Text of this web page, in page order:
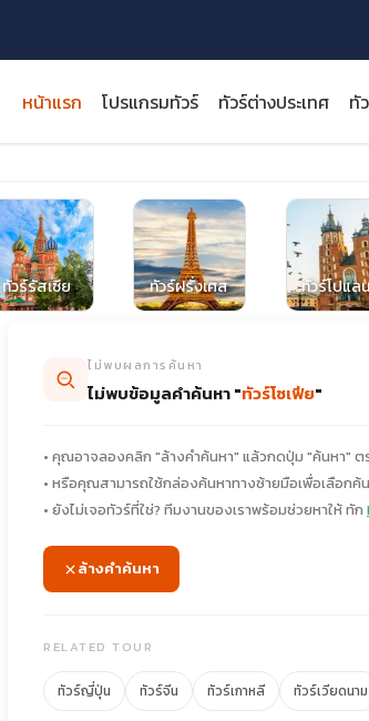
หน้าแรก โปรแกรมทัวร์ ทัวร์ต่างประเทศ ทั
close
ทัวร์รัสเซีย ทัวร์ฝรั่งเศส ทัวร์โปแล
ไม่พบผลการค้นหา
ไม่พบข้อมูลคำค้นหา "ทัวร์โซเฟีย"
• คุณอาจลองคลิก "ล้างคำค้นหา" แล้วกดปุ่ม "ค้นหา" ต
• หรือคุณสามารถใช้กล่องค้นหาทางซ้ายมือเพื่อเลือกค้
• ยังไม่เจอทัวร์ที่ใช่? ทีมงานของเราพร้อมช่วยหาให้ ทัก
ล้างคำค้นหา
RELATED TOUR
ทัวร์ญี่ปุ่น ทัวร์จีน ทัวร์เกาหลี ทัวร์เวียดนาม